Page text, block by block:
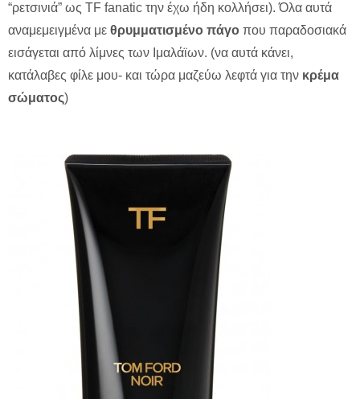
“ρετσινιά” ως TF fanatic την έχω ήδη κολλήσει). Όλα αυτά
αναμεμειγμένα με θρυμματισμένο πάγο που παραδοσιακά
εισάγεται από λίμνες των Ιμαλάϊων. (να αυτά κάνει,
κατάλαβες φίλε μου- και τώρα μαζεύω λεφτά για την κρέμα
σώματος)